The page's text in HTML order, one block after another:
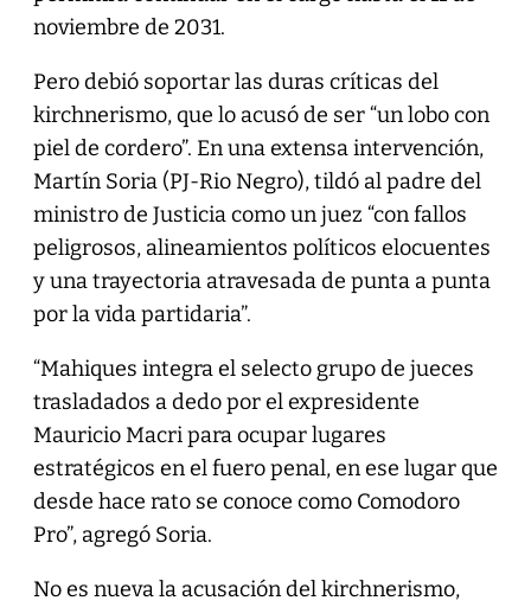
noviembre de 2031.
Pero debió soportar las duras críticas del
kirchnerismo, que lo acusó de ser “un lobo con
piel de cordero”. En una extensa intervención,
Martín Soria (PJ-Rio Negro), tildó al padre del
ministro de Justicia como un juez “con fallos
peligrosos, alineamientos políticos elocuentes
y una trayectoria atravesada de punta a punta
por la vida partidaria”.
“Mahiques integra el selecto grupo de jueces
trasladados a dedo por el expresidente
Mauricio Macri para ocupar lugares
estratégicos en el fuero penal, en ese lugar que
desde hace rato se conoce como Comodoro
Pro”, agregó Soria.
No es nueva la acusación del kirchnerismo,